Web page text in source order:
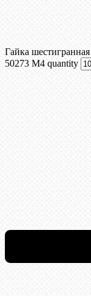
Гайка
50273 М4 quantity